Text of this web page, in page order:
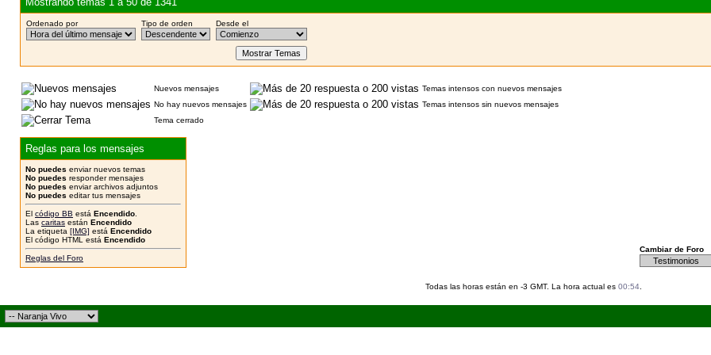
Ordenado por Tipo de orden Desde el
Nuevos mensajes
Temas intensos con nuevos mensajes
No hay nuevos mensajes
Temas intensos sin nuevos mensajes
Tema cerrado
Reglas para los mensajes
No puedes enviar nuevos temas
No puedes responder mensajes
No puedes enviar archivos adjuntos
No puedes editar tus mensajes
El código BB está Encendido
Las caritas están Encendido
La etiqueta [IMG] está Encendido
El código HTML está Encendido
Reglas del Foro
Cambiar de Foro
Todas las horas están en -3 GMT. La hora actual es 00:54.